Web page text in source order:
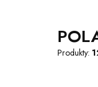
Produkty: